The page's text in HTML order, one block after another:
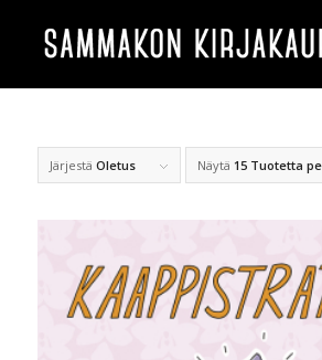
Järjestä Oletus Näytä 15 Tuotetta